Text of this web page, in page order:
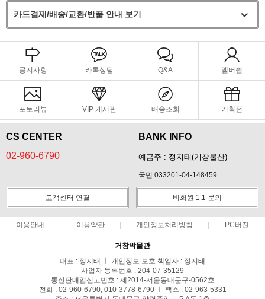
카드결제/배송/교환/반품 안내 보기
공지사항 카톡상담 Q&A 멤버쉽
포토리뷰 VIP 게시판 배송조회 기획전
CS CENTER
02-960-6790
BANK INFO
예금주 : 정지태(거창물산)
국민 033201-04-148459
고객센터 연결 비회원 1:1 문의
이용안내 이용약관 개인정보처리방침 PC버전
거창박물관
대표 : 정지태 ㅣ 개인정보 보호 책임자 : 정지태
사업자 등록번호 : 204-07-35129
통신판매업신고번호 : 제2014-서울동대문구-0562호
전화 : 02-960-6790, 010-3778-6790 ㅣ 팩스 : 02-963-5331